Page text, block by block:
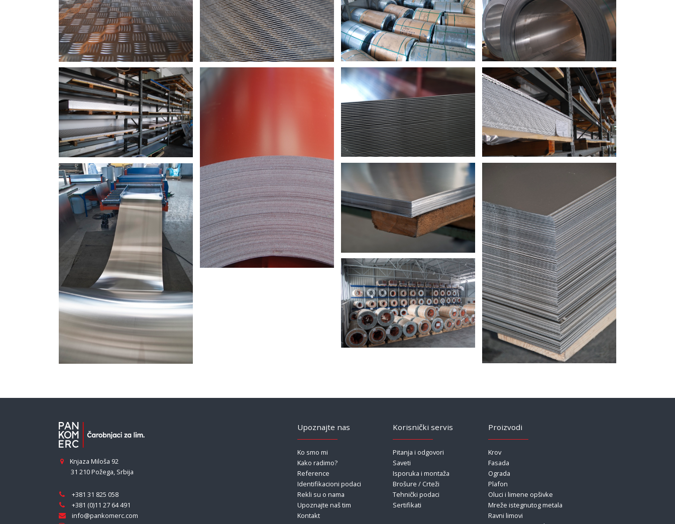
Knjaza Miloša 92
31 210 Požega, Srbija
+381 31 825 058
+381 (0)11 27 64 491
info@pankomerc.com
Upoznajte nas
Ko smo mi
Kako radimo?
Reference
Identifikacioni podaci
Rekli su o nama
Upoznajte naš tim
Kontakt
Korisnički servis
Pitanja i odgovori
Saveti
Isporuka i montaža
Brošure / Crteži
Tehnički podaci
Sertifikati
Proizvodi
Krov
Fasada
Ograda
Plafon
Oluci i limene opšivke
Mreže istegnutog metala
Ravni limovi